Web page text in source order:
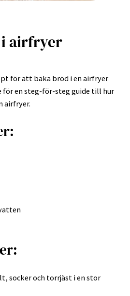
i airfryer
för att baka bröd i en airfryer
för en steg-för-steg guide till hur
airfryer.
socker och torrjäst i en stor